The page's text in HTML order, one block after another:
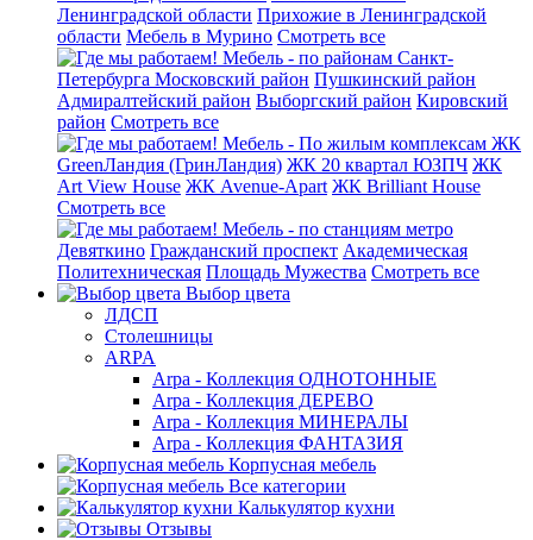
Ленинградской области Прихожие в Ленинградской
области Мебель в Мурино Смотреть все
Мебель - по районам Санкт-
Петербурга Московский район Пушкинский район
Адмиралтейский район Выборгский район Кировский
район Смотреть все
Мебель - По жилым комплексам ЖК
GreenЛандия (ГринЛандия) ЖК 20 квартал ЮЗПЧ ЖК
Art View House ЖК Avenue-Apart ЖК Brilliant House
Смотреть все
Мебель - по станциям метро
Девяткино Гражданский проспект Академическая
Политехническая Площадь Мужества Смотреть все
Выбор цвета
ЛДСП
Столешницы
ARPA
Arpa - Коллекция ОДНОТОННЫЕ
Arpa - Коллекция ДЕРЕВО
Arpa - Коллекция МИНЕРАЛЫ
Arpa - Коллекция ФАНТАЗИЯ
Корпусная мебель
Все категории
Калькулятор кухни
Отзывы